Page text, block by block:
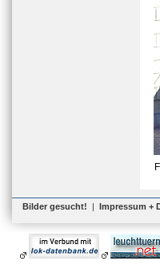
Bilder gesucht! | Impressum +